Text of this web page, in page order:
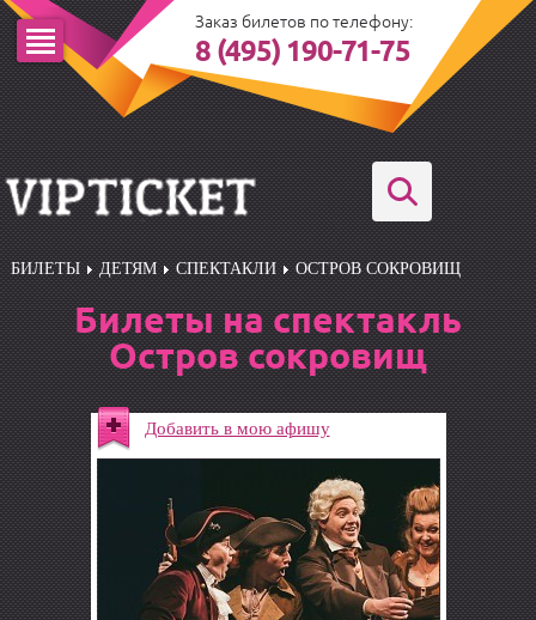
Заказ билетов по телефону:
8 (495) 190-71-75
БИЛЕТЫ ДЕТЯМ СПЕКТАКЛИ ОСТРОВ СОКРОВИЩ
Билеты на спектакль
Остров сокровищ
Добавить в мою афишу